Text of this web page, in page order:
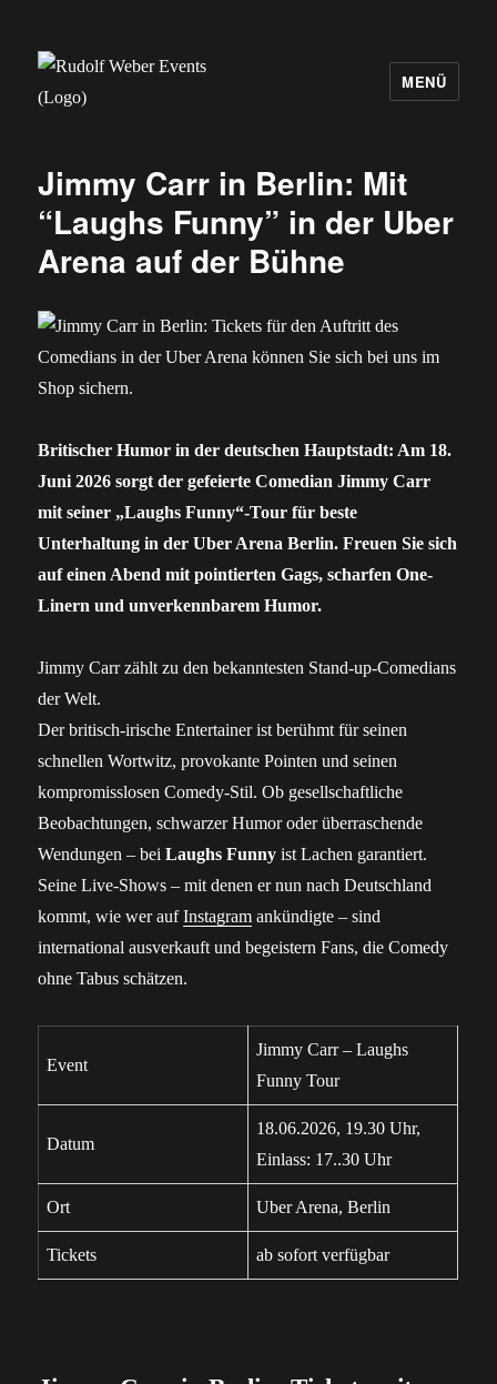
MENÜ
Jimmy Carr in Berlin: Mit
“Laughs Funny” in der Uber
Arena auf der Bühne
Britischer Humor in der deutschen Hauptstadt: Am 18.
Juni 2026 sorgt der gefeierte Comedian Jimmy Carr
mit seiner „Laughs Funny“-Tour für beste
Unterhaltung in der Uber Arena Berlin. Freuen Sie sich
auf einen Abend mit pointierten Gags, scharfen One-
Linern und unverkennbarem Humor.
Jimmy Carr zählt zu den bekanntesten Stand-up-Comedians
der Welt.
Der britisch-irische Entertainer ist berühmt für seinen
schnellen Wortwitz, provokante Pointen und seinen
kompromisslosen Comedy-Stil. Ob gesellschaftliche
Beobachtungen, schwarzer Humor oder überraschende
Wendungen – beiLaughs Funny ist Lachen garantiert.
Seine Live-Shows – mit denen er nun nach Deutschland
kommt, wie wer aufInstagram ankündigte – sind
international ausverkauft und begeistern Fans, die Comedy
ohne Tabus schätzen.
Event
Jimmy Carr – Laughs
Funny Tour
Datum
18.06.2026, 19.30 Uhr,
Einlass: 17..30 Uhr
Ort Uber Arena, Berlin
Tickets ab sofort verfügbar